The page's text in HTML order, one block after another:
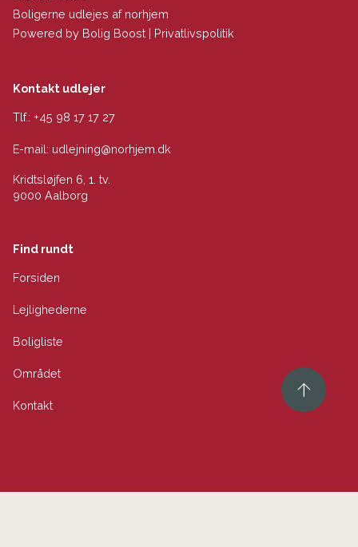
Boligerne udlejes af norhjem
Powered by Bolig Boost | Privatlivspolitik
Kontakt udlejer
Tlf.: +45 98 17 17 27
E-mail: udlejning@norhjem.dk
Kridtsløjfen 6, 1. tv.
9000 Aalborg
Find rundt
Forsiden
Lejlighederne
Boligliste
Området
Kontakt